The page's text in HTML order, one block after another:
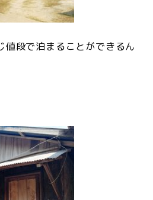
値段で泊まることができるん